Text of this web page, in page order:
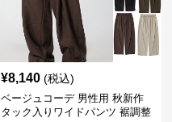
¥8,140 (税込)
ベージュコーデ 男性用 秋新作
タック入りワイドパンツ 裾調整